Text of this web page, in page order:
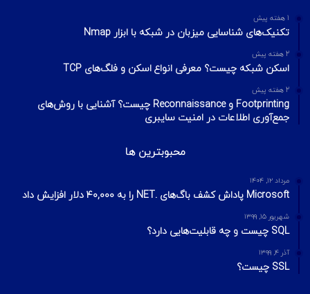
1 هفته پیش
تکنیک‌های شناسایی میزبان در شبکه با ابزار Nmap
2 هفته پیش
اسکن شبکه چیست؟ معرفی انواع اسکن و فلگ‌های TCP
2 هفته پیش
Footprinting و Reconnaissance چیست؟ آشنایی با روش‌های
جمع‌آوری اطلاعات در امنیت سایبری
محبوبترین ها
مرداد ۱۲, ۱۴۰۴
Microsoft پاداش کشف باگ‌های .NET را به ۴۰,۰۰۰ دلار افزایش داد
شهریور ۱۵, ۱۳۹۹
SQL چیست و چه قابلیت‌هایی دارد؟
آذر ۴, ۱۳۹۹
SSL چیست؟